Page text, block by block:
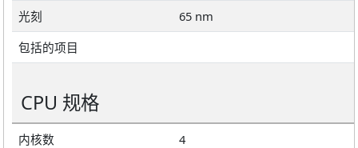
光刻
65 nm
包括的项目
CPU 规格
内核数
4